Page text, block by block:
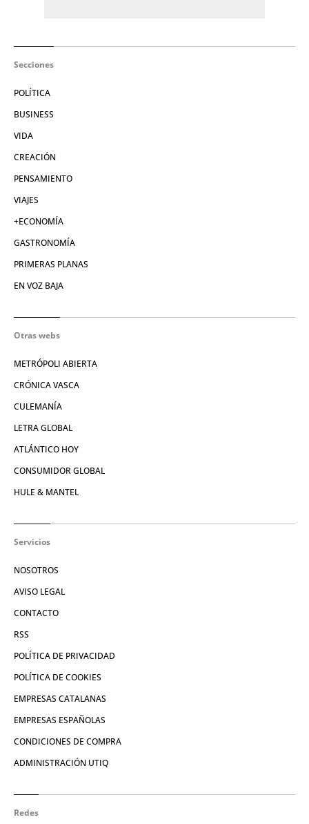
Secciones
POLÍTICA
BUSINESS
VIDA
CREACIÓN
PENSAMIENTO
VIAJES
+ECONOMÍA
GASTRONOMÍA
PRIMERAS PLANAS
EN VOZ BAJA
Otras webs
METRÓPOLI ABIERTA
CRÓNICA VASCA
CULEMANÍA
LETRA GLOBAL
ATLÁNTICO HOY
CONSUMIDOR GLOBAL
HULE & MANTEL
Servicios
NOSOTROS
AVISO LEGAL
CONTACTO
RSS
POLÍTICA DE PRIVACIDAD
POLÍTICA DE COOKIES
EMPRESAS CATALANAS
EMPRESAS ESPAÑOLAS
CONDICIONES DE COMPRA
ADMINISTRACIÓN UTIQ
Redes